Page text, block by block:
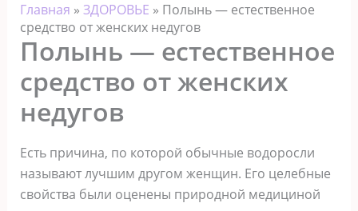
Главная » ЗДОРОВЬЕ » Полынь — естественное
средство от женских недугов
Полынь — естественное
средство от женских
недугов
Есть причина, по которой обычные водоросли
называют лучшим другом женщин. Его целебные
свойства были оценены природной медициной